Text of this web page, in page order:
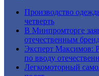
Производство
четверть
В Минпромторге
отечественным
Эксперт Максимов:
по вводу
Легкомоторный